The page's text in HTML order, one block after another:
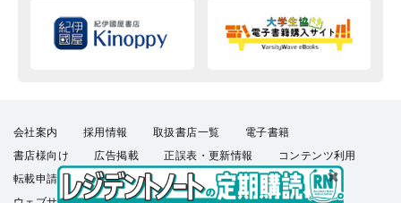
会社案内 採用情報 取扱書店一覧
電子書籍
書店様向け
広告掲載 正誤表・更新情報
コンテンツ利用
転載申請
プライバシーポリシー
羊土社会員規約